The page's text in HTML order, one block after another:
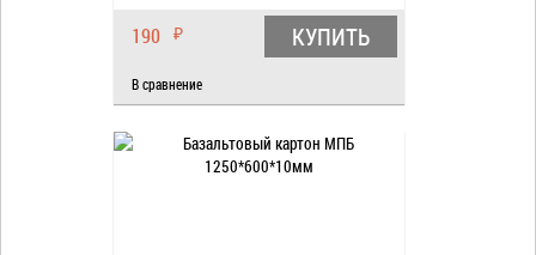
190 ₽ КУПИТЬ
В сравнение